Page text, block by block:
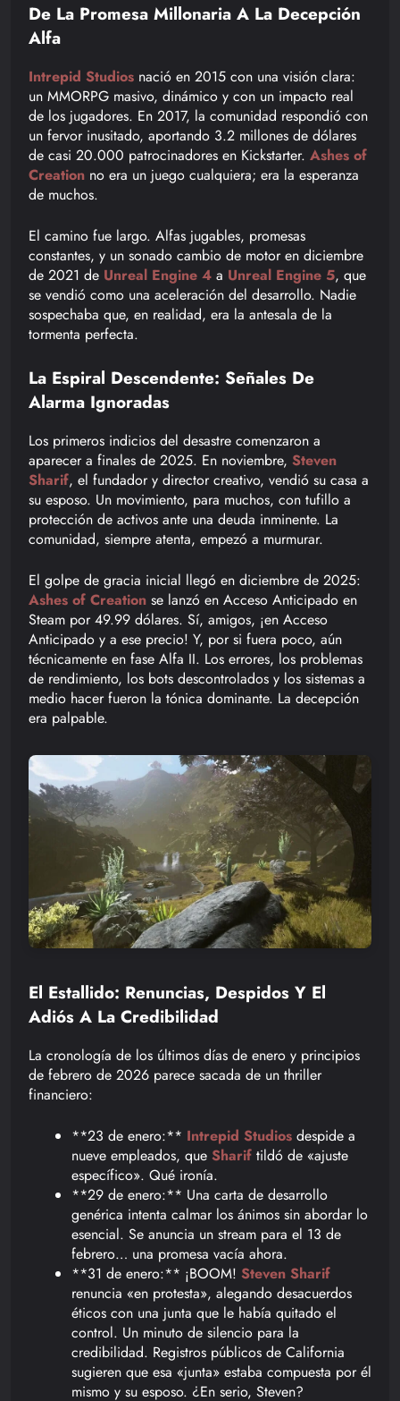
De La Promesa Millonaria A La Decepción
Alfa
Intrepid Studios nació en 2015 con una visión clara:
un MMORPG masivo, dinámico y con un impacto real
de los jugadores. En 2017, la comunidad respondió con
un fervor inusitado, aportando 3.2 millones de dólares
de casi 20.000 patrocinadores en Kickstarter. Ashes of
Creation no era un juego cualquiera; era la esperanza
de muchos.
El camino fue largo. Alfas jugables, promesas
constantes, y un sonado cambio de motor en diciembre
de 2021 de Unreal Engine 4 a Unreal Engine 5, que
se vendió como una aceleración del desarrollo. Nadie
sospechaba que, en realidad, era la antesala de la
tormenta perfecta.
La Espiral Descendente: Señales De
Alarma Ignoradas
Los primeros indicios del desastre comenzaron a
aparecer a finales de 2025. En noviembre, Steven
Sharif, el fundador y director creativo, vendió su casa a
su esposo. Un movimiento, para muchos, con tufillo a
protección de activos ante una deuda inminente. La
comunidad, siempre atenta, empezó a murmurar.
El golpe de gracia inicial llegó en diciembre de 2025:
Ashes of Creation se lanzó en Acceso Anticipado en
Steam por 49.99 dólares. Sí, amigos, ¡en Acceso
Anticipado y a ese precio! Y, por si fuera poco, aún
técnicamente en fase Alfa II. Los errores, los problemas
de rendimiento, los bots descontrolados y los sistemas a
medio hacer fueron la tónica dominante. La decepción
era palpable.
El Estallido: Renuncias, Despidos Y El
Adiós A La Credibilidad
La cronología de los últimos días de enero y principios
de febrero de 2026 parece sacada de un thriller
financiero:
**23 de enero:** Intrepid Studios despide a
nueve empleados, que Sharif tildó de «ajuste
específico». Qué ironía.
**29 de enero:** Una carta de desarrollo
genérica intenta calmar los ánimos sin abordar lo
esencial. Se anuncia un stream para el 13 de
febrero… una promesa vacía ahora.
**31 de enero:** ¡BOOM! Steven Sharif
renuncia «en protesta», alegando desacuerdos
éticos con una junta que le había quitado el
control. Un minuto de silencio para la
credibilidad. Registros públicos de California
sugieren que esa «junta» estaba compuesta por él
mismo y su esposo. ¿En serio, Steven?